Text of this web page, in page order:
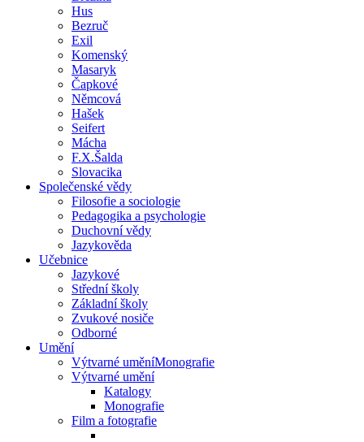
Hus
Bezruč
Exil
Komenský
Masaryk
Čapkové
Němcová
Hašek
Seifert
Mácha
F.X.Šalda
Slovacika
Společenské vědy
Filosofie a sociologie
Pedagogika a psychologie
Duchovní vědy
Jazykověda
Učebnice
Jazykové
Střední školy
Základní školy
Zvukové nosiče
Odborné
Umění
Výtvarné uměníMonografie
Výtvarné umění
Katalogy
Monografie
Film a fotografie